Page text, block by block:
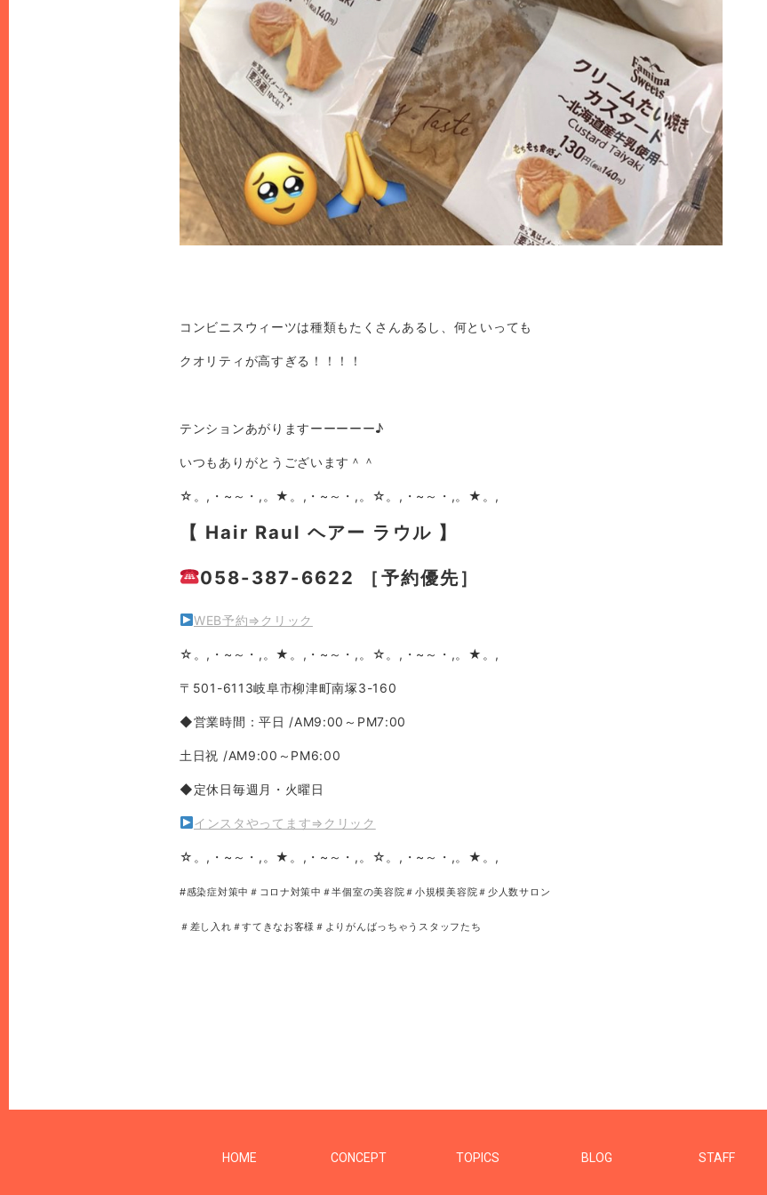
コンビニスウィーツは種類もたくさんあるし、何といっても
クオリティが高すぎる！！！！
テンションあがりますーーーーー♪
いつもありがとうございます＾＾
☆。,・~～・,。★。,・~～・,。☆。,・~～・,。★。,
【 Hair Raul ヘアー ラウル 】
058-387-6622 ［予約優先］
WEB予約⇒クリック
☆。,・~～・,。★。,・~～・,。☆。,・~～・,。★。,
〒501-6113岐阜市柳津町南塚3-160
◆営業時間：平日 /AM9:00～PM7:00
土日祝 /AM9:00～PM6:00
◆定休日毎週月・火曜日
インスタやってます⇒クリック
☆。,・~～・,。★。,・~～・,。☆。,・~～・,。★。,
#感染症対策中＃コロナ対策中＃半個室の美容院＃小規模美容院＃少人数サロン
＃差し入れ＃すてきなお客様＃よりがんばっちゃうスタッフたち
HOME CONCEPT TOPICS BLOG STAFF